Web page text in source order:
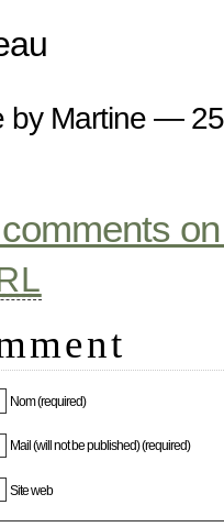
by Martine —
Nom (required)
Mail (will not be published) (required)
Site web